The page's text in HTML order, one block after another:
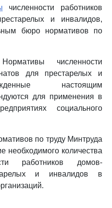
численности работников
и инвалидов,
бюро нормативов по
численности
для престарелых и
настоящим
для применения в
социального
по труду Минтруда
необходимого количества
работников домов-
и инвалидов в